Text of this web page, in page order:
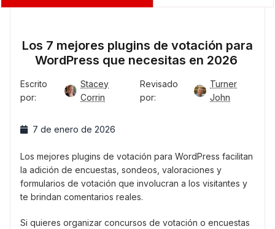
Los 7 mejores plugins de votación para
WordPress que necesitas en 2026
Escrito
por:
Stacey
Corrin
Revisado
por:
Turner
John
7 de enero de 2026
Los mejores plugins de votación para WordPress facilitan
la adición de encuestas, sondeos, valoraciones y
formularios de votación que involucran a los visitantes y
te brindan comentarios reales.
Si quieres organizar concursos de votación o encuestas